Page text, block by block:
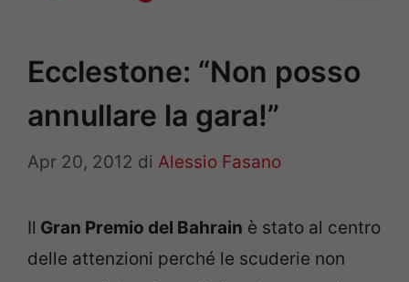
Ecclestone: “Non posso
annullare la gara!”
Apr 20, 2012 di Alessio Fasano
Il Gran Premio del Bahrain è stato al centro
delle attenzioni perché le scuderie non